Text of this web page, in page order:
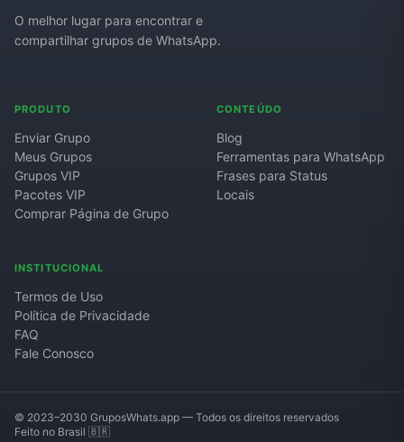
O melhor lugar para encontrar e
compartilhar grupos de WhatsApp.
PRODUTO
Enviar Grupo
Meus Grupos
Grupos VIP
Pacotes VIP
Comprar Página de Grupo
CONTEÚDO
Blog
Ferramentas para WhatsApp
Frases para Status
Locais
INSTITUCIONAL
Termos de Uso
Política de Privacidade
FAQ
Fale Conosco
© 2023–2030 GruposWhats.app — Todos os direitos reservados
Feito no Brasil 🇧🇷